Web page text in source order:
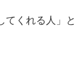
てくれる人」と